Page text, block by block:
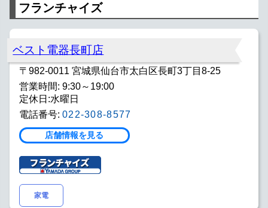
フランチャイズ
ベスト電器長町店
〒982-0011 宮城県仙台市太白区長町3丁目8-25
営業時間: 9:30～19:00
定休日:水曜日
電話番号: 022-308-8577
店舗情報を見る
家電